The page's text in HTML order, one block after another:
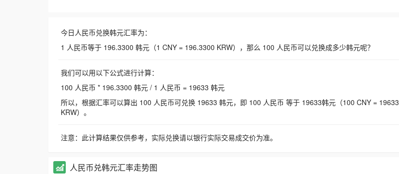
今日人民币兑换韩元汇率为：
1 人民币等于 196.3300 韩元（1 CNY = 196.3300 KRW），那么 100 人民币可以兑换成多少韩元呢？
我们可以用以下公式进行计算：
100 人民币 * 196.3300 韩元 / 1 人民币 = 19633 韩元
所以，根据汇率可以算出 100 人民币可兑换 19633 韩元，即 100 人民币 等于 19633韩元（100 CNY = 19633
KRW）。
注意：此计算结果仅供参考，实际兑换请以银行实际交易成交价为准。
人民币兑韩元汇率走势图